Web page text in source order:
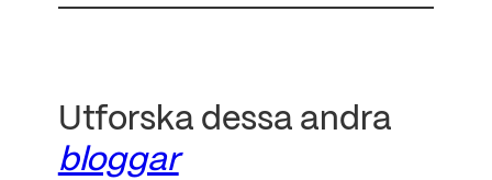
Utforska dessa andra
bloggar